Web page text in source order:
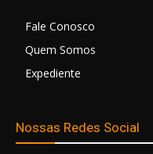
Fale Conosco
Quem Somos
Expediente
Nossas Redes Social